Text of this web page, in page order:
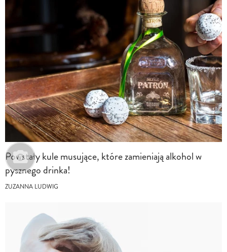
Powstały kule musujące, które zamieniają alkohol w
pysznego drinka!
ZUZANNA LUDWIG